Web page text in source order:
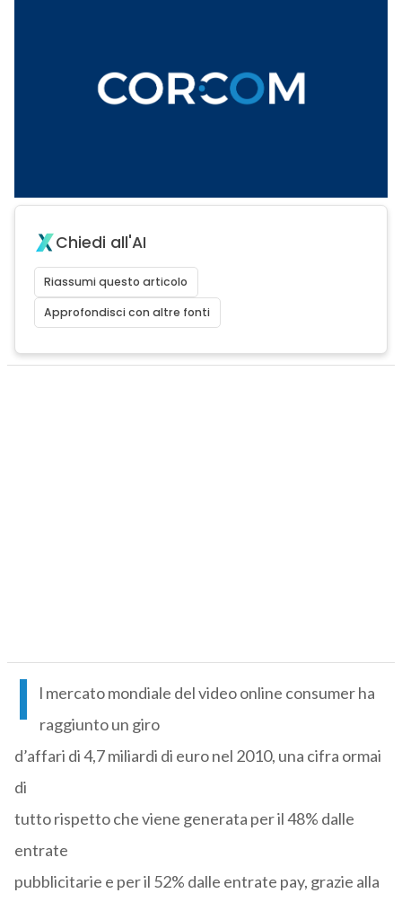
Chiedi all'AI
Riassumi questo articolo
Approfondisci con altre fonti
I
l mercato mondiale del video online consumer ha
raggiunto un giro
d’affari di 4,7 miliardi di euro nel 2010, una cifra ormai
di
tutto rispetto che viene generata per il 48% dalle
entrate
pubblicitarie e per il 52% dalle entrate pay, grazie alla